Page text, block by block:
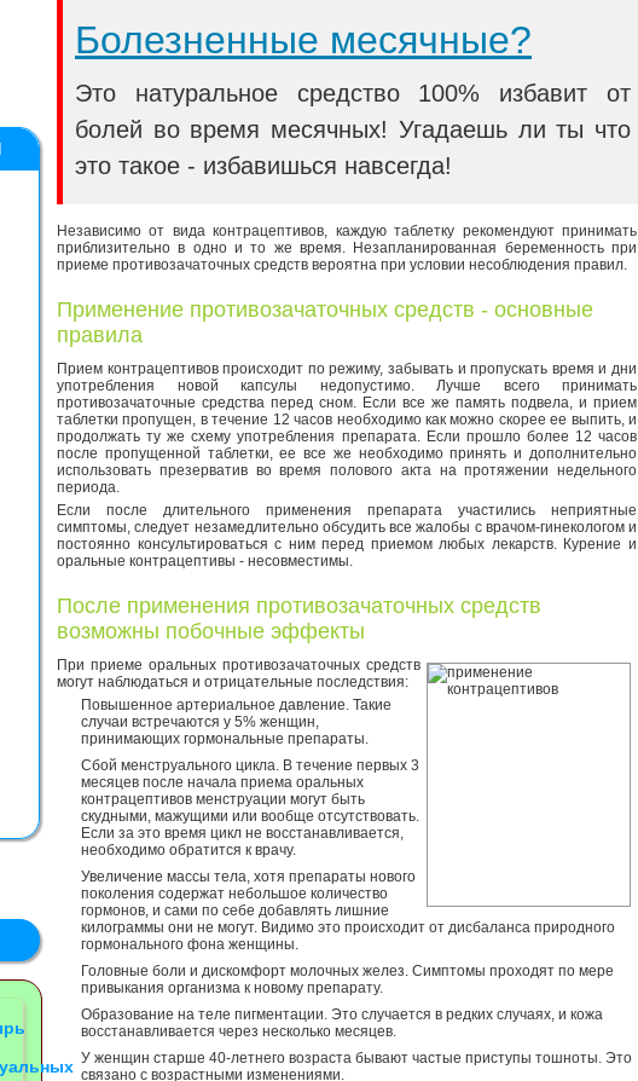
Болезненные месячные?
Это натуральное средство 100% избавит от
болей во время месячных! Угадаешь ли ты что
это такое - избавишься навсегда!
Независимо от вида контрацептивов, каждую таблетку рекомендуют принимать
приблизительно в одно и то же время. Незапланированная беременность при
приеме противозачаточных средств вероятна при условии несоблюдения правил.
Применение противозачаточных средств - основные
правила
Прием контрацептивов происходит по режиму, забывать и пропускать время и дни
употребления новой капсулы недопустимо. Лучше всего принимать
противозачаточные средства перед сном. Если все же память подвела, и прием
таблетки пропущен, в течение 12 часов необходимо как можно скорее ее выпить, и
продолжать ту же схему употребления препарата. Если прошло более 12 часов
после пропущенной таблетки, ее все же необходимо принять и дополнительно
использовать презерватив во время полового акта на протяжении недельного
периода.
Если после длительного применения препарата участились неприятные
симптомы, следует незамедлительно обсудить все жалобы с врачом-гинекологом и
постоянно консультироваться с ним перед приемом любых лекарств. Курение и
оральные контрацептивы - несовместимы.
После применения противозачаточных средств
возможны побочные эффекты
При приеме оральных противозачаточных средств
могут наблюдаться и отрицательные последствия:
Повышенное артериальное давление. Такие
случаи встречаются у 5% женщин,
принимающих гормональные препараты.
Сбой менструального цикла. В течение первых 3
месяцев после начала приема оральных
контрацептивов менструации могут быть
скудными, мажущими или вообще отсутствовать.
Если за это время цикл не восстанавливается,
необходимо обратится к врачу.
Увеличение массы тела, хотя препараты нового
поколения содержат небольшое количество
гормонов, и сами по себе добавлять лишние
килограммы они не могут. Видимо это происходит от дисбаланса природного
гормонального фона женщины.
Головные боли и дискомфорт молочных желез. Симптомы проходят по мере
привыкания организма к новому препарату.
Образование на теле пигментации. Это случается в редких случаях, и кожа
восстанавливается через несколько месяцев.
У женщин старше 40-летнего возраста бывают частые приступы тошноты. Это
связано с возрастными изменениями.